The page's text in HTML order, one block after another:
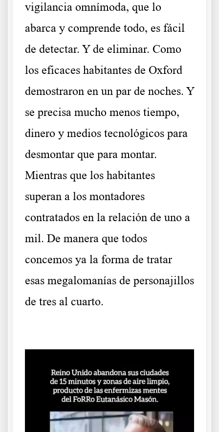
vigilancia omnímoda, que lo
abarca y comprende todo, es fácil
de detectar. Y de eliminar. Como
los eficaces habitantes de Oxford
demostraron en un par de noches. Y
se precisa mucho menos tiempo,
dinero y medios tecnológicos para
desmontar que para montar.
Mientras que los habitantes
superan a los montadores
contratados en la relación de uno a
mil. De manera que todos
concemos ya la forma de tratar
esas megalomanías de personajillos
de tres al cuarto.